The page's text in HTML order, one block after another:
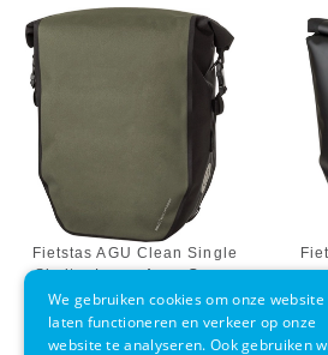
+
Fietstas AGU Clean Single
Shelter Large Army Green
€ 75,00
We gebruiken cookies om onze website
laten functioneren en verkeer op onze
website te analyseren. Ook gebruiken